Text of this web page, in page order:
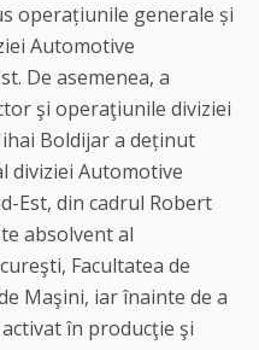
operațiunile generale și
Automotive
De asemenea, a
şi operaţiunile diviziei
Boldijar a deținut
diviziei Automotive
Est, din cadrul Robert
absolvent al
Facultatea de
Maşini, iar înainte de a
în producţie şi